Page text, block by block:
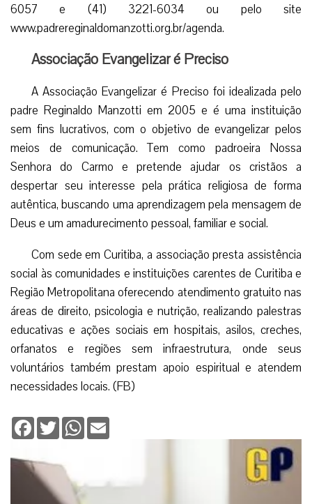
6057 e (41) 3221-6034 ou pelo site
www.padrereginaldomanzotti.org.br/agenda.
Associação Evangelizar é Preciso
A Associação Evangelizar é Preciso foi idealizada pelo
padre Reginaldo Manzotti em 2005 e é uma instituição
sem fins lucrativos, com o objetivo de evangelizar pelos
meios de comunicação. Tem como padroeira Nossa
Senhora do Carmo e pretende ajudar os cristãos a
despertar seu interesse pela prática religiosa de forma
autêntica, buscando uma aprendizagem pela mensagem de
Deus e um amadurecimento pessoal, familiar e social.
Com sede em Curitiba, a associação presta assistência
social às comunidades e instituições carentes de Curitiba e
Região Metropolitana oferecendo atendimento gratuito nas
áreas de direito, psicologia e nutrição, realizando palestras
educativas e ações sociais em hospitais, asilos, creches,
orfanatos e regiões sem infraestrutura, onde seus
voluntários também prestam apoio espiritual e atendem
necessidades locais. (FB)
Facebook
TwitterWhatsApp